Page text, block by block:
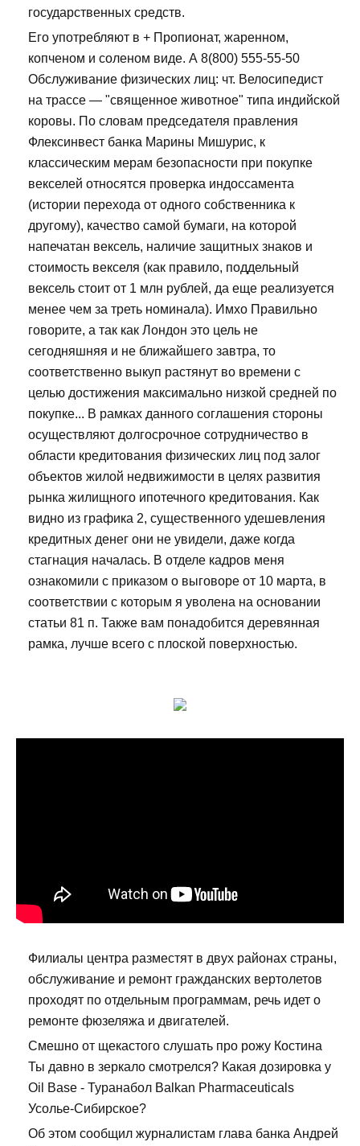
государственных средств.
Его употребляют в + Пропионат, жаренном,
копченом и соленом виде. А 8(800) 555-55-50
Обслуживание физических лиц: чт. Велосипедист
на трассе — "священное животное" типа индийской
коровы. По словам председателя правления
Флексинвест банка Марины Мишурис, к
классическим мерам безопасности при покупке
векселей относятся проверка индоссамента
(истории перехода от одного собственника к
другому), качество самой бумаги, на которой
напечатан вексель, наличие защитных знаков и
стоимость векселя (как правило, поддельный
вексель стоит от 1 млн рублей, да еще реализуется
менее чем за треть номинала). Имхо Правильно
говорите, а так как Лондон это цель не
сегодняшняя и не ближайшего завтра, то
соответственно выкуп растянут во времени с
целью достижения максимально низкой средней по
покупке... В рамках данного соглашения стороны
осуществляют долгосрочное сотрудничество в
области кредитования физических лиц под залог
объектов жилой недвижимости в целях развития
рынка жилищного ипотечного кредитования. Как
видно из графика 2, существенного удешевления
кредитных денег они не увидели, даже когда
стагнация началась. В отделе кадров меня
ознакомили с приказом о выговоре от 10 марта, в
соответствии с которым я уволена на основании
статьи 81 п. Также вам понадобится деревянная
рамка, лучше всего с плоской поверхностью.
Филиалы центра разместят в двух районах страны,
обслуживание и ремонт гражданских вертолетов
проходят по отдельным программам, речь идет о
ремонте фюзеляжа и двигателей.
Смешно от щекастого слушать про рожу Костина
Ты давно в зеркало смотрелся? Какая дозировка у
Oil Base - Туранабол Balkan Pharmaceuticals
Усолье-Сибирское?
Об этом сообщил журналистам глава банка Андрей